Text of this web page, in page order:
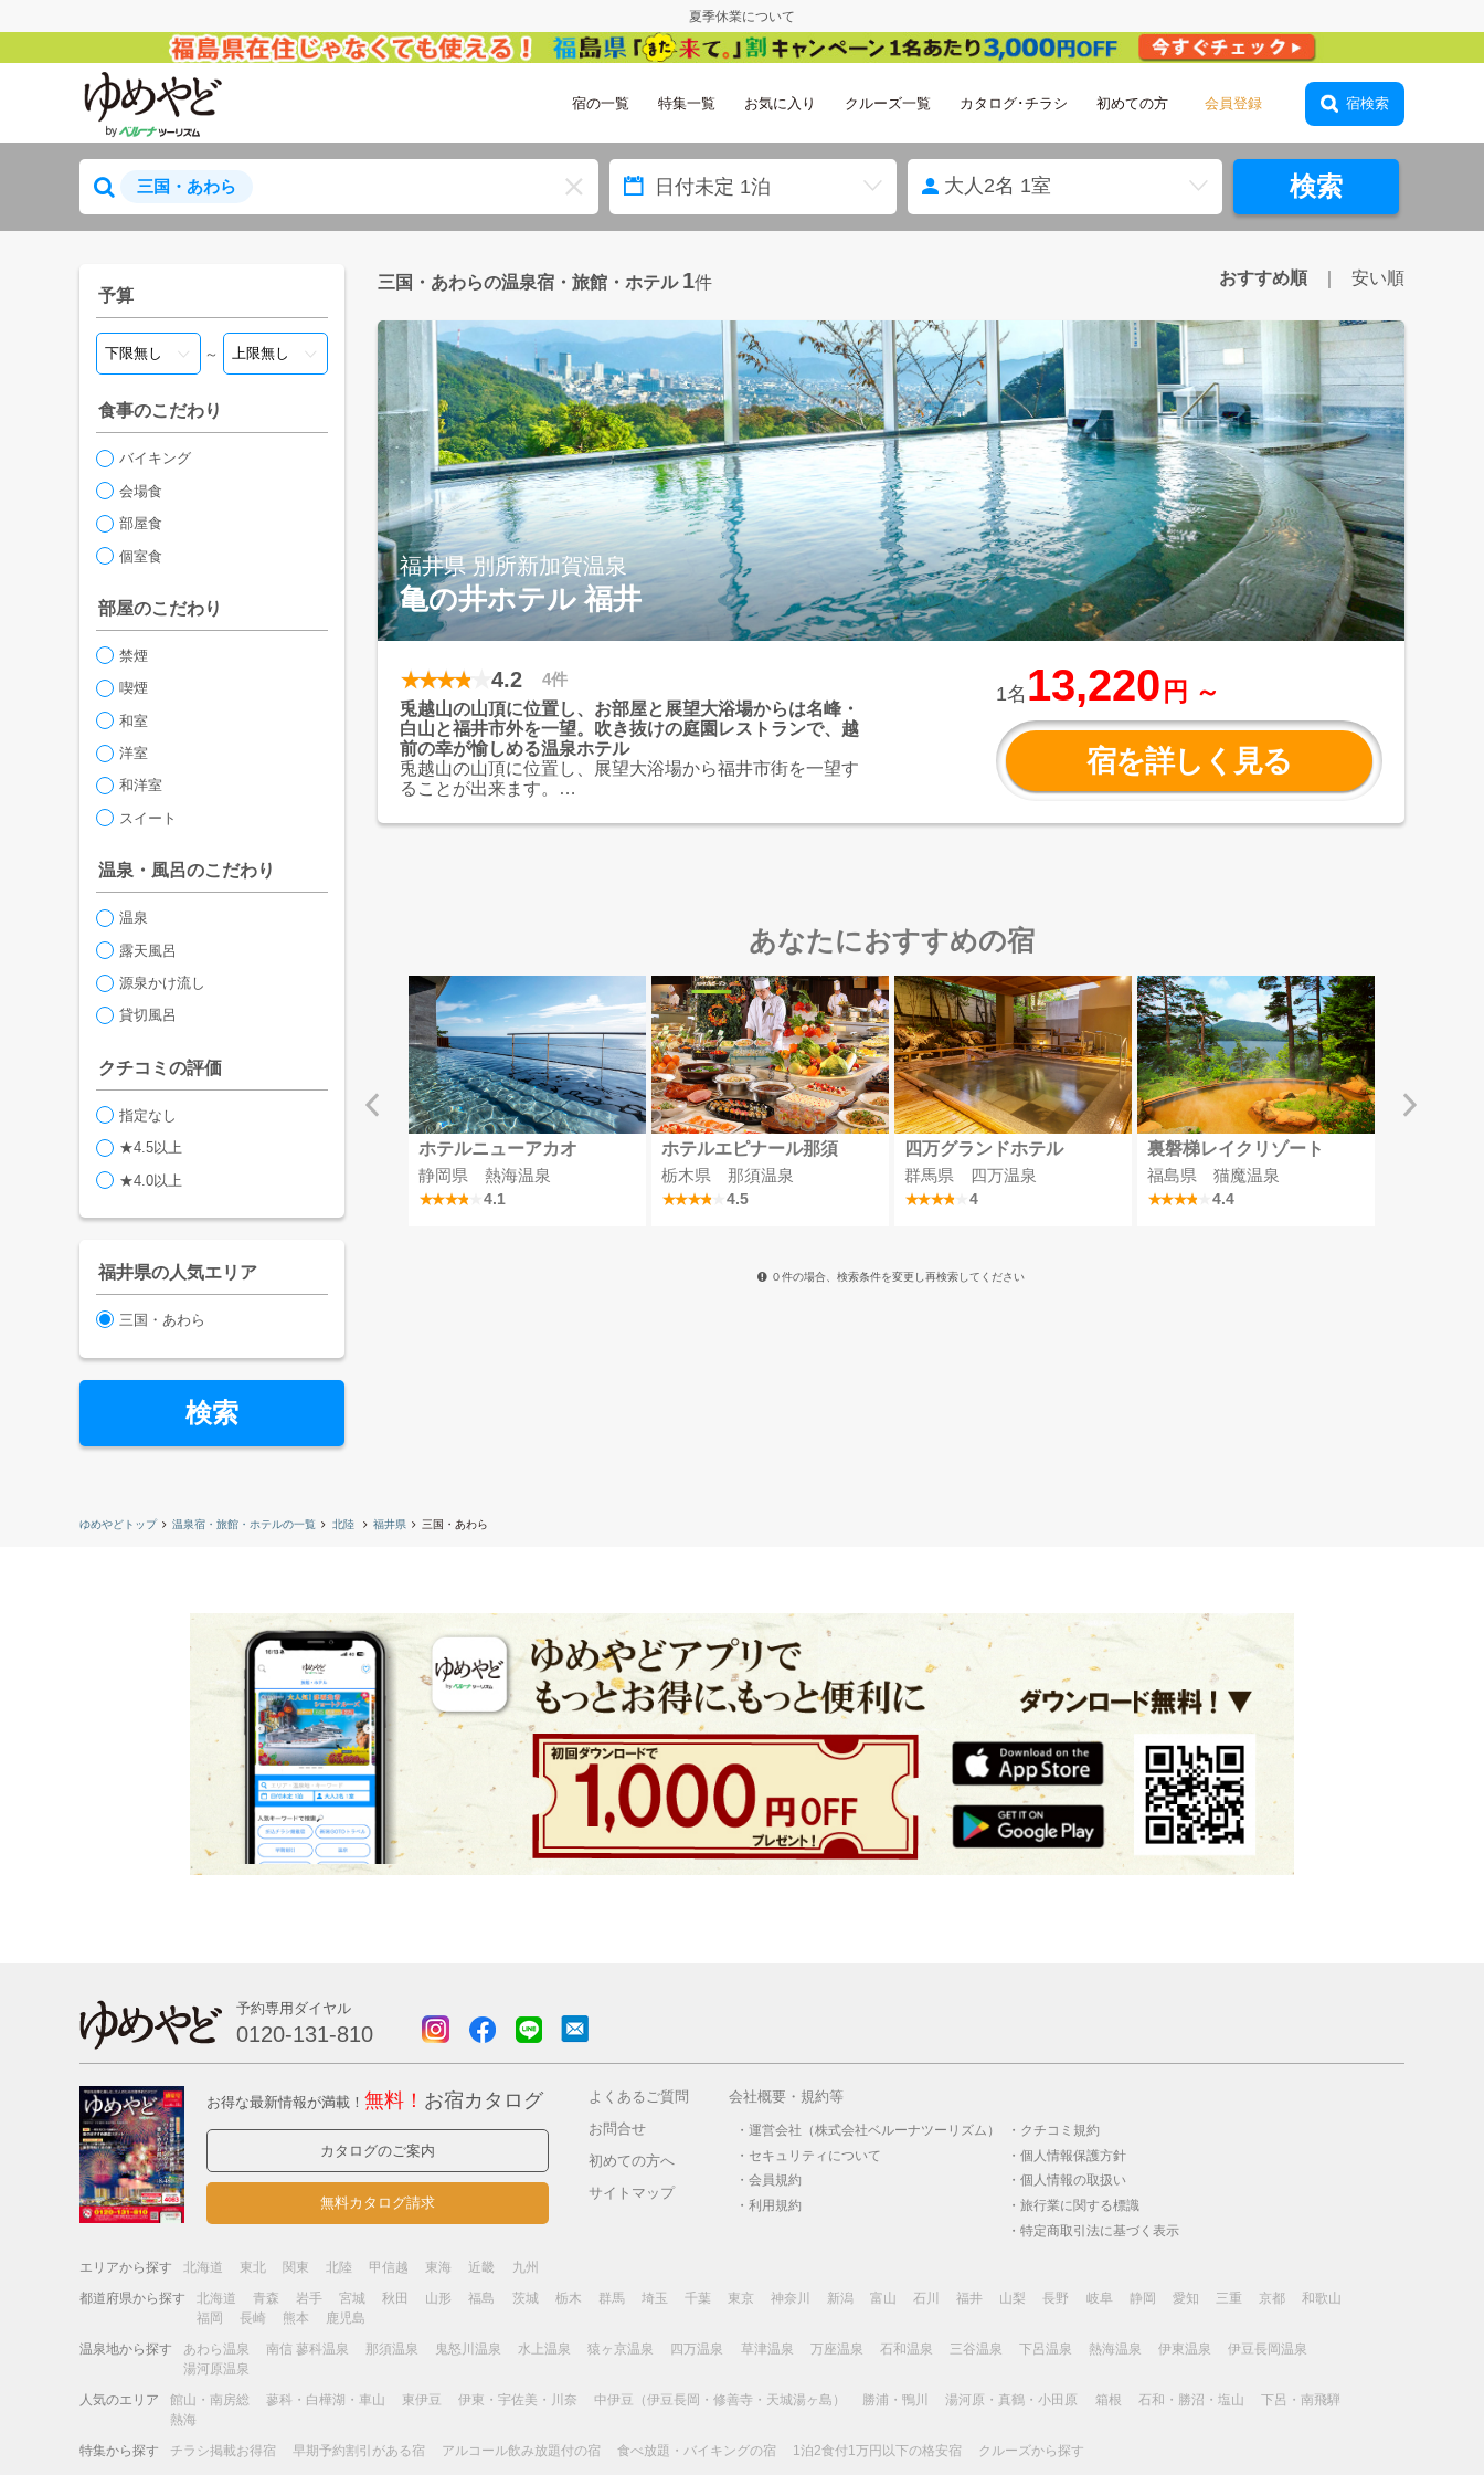
夏季休業について
宿の一覧 特集一覧 お気に入り クルーズ一覧 カタログ･チラシ 初めての方 宿検索
三国・あわら 大人2名 1室 検索
予算
～
食事のこだわり
バイキング
会場食
部屋食
個室食
部屋のこだわり
禁煙
喫煙
和室
洋室
和洋室
スイート
温泉・風呂のこだわり
温泉
露天風呂
源泉かけ流し
貸切風呂
クチコミの評価
指定なし
★4.5以上
★4.0以上
福井県の人気エリア
三国・あわら
検索
三国・あわらの温泉宿・旅館・ホテル 1件 おすすめ順 安い順
福井県 別所新加賀温泉
亀の井ホテル 福井
4.2
4件
兎越山の山頂に位置し、お部屋と展望大浴場からは名峰・
白山と福井市外を一望。吹き抜けの庭園レストランで、越
前の幸が愉しめる温泉ホテル
兎越山の山頂に位置し、展望大浴場から福井市街を一望す
ることが出来ます。
美人の湯といわれる天然温泉を堪能。
尋坊、越前海岸などの景勝地や曹洞宗の大本山・永平寺な
1名 13,220 円 ～
宿を詳しく見る
あなたにおすすめの宿
ート彩の郷
川つま恋温泉
MSCベリッシマ
埼玉県
ホテルニューアカオ
静岡県 熱海温泉
4.1
ホテルエピナール那須
栃木県 那須温泉
4.5
四万グランドホテル
群馬県 四万温泉
4
裏磐梯レイクリゾート
福島県 猫魔温泉
4.4
０件の場合、検索条件を変更し再検索してください
ゆめやどトップ 温泉宿・旅館・ホテルの一覧 北陸 福井県 三国・あわら
予約専用ダイヤル
0120-131-810
お得な最新情報が満載！ 無料！ お宿カタログ
カタログのご案内
無料カタログ請求
よくあるご質問
お問合せ
初めての方へ
サイトマップ
会社概要・規約等
運営会社（株式会社ベルーナツーリズム）
セキュリティについて
会員規約
利用規約
クチコミ規約
個人情報保護方針
個人情報の取扱い
旅行業に関する標識
特定商取引法に基づく表示
エリアから探す 北海道 東北 関東 北陸 甲信越 東海 近畿
九州
都道府県から探す
北海道 青森 岩手 宮城 秋田 山形 福島 茨城 栃木 群馬 埼玉 千葉 東京 神奈川 新潟 富山 石川 福井 山梨 長野 岐阜 静岡 愛知 三重 京都
和歌山
福岡
長崎 熊本
鹿児島
温泉地から探す
あわら温泉 南信 蓼科温泉 那須温泉 鬼怒川温泉 水上温泉 猿ヶ京温泉 四万温泉 草津温泉 万座温泉 石和温泉 三谷温泉 下呂温泉 熱海温泉 伊東温泉
伊豆長岡温泉
湯河原温泉
人気のエリア
館山・南房総 蓼科・白樺湖・車山 東伊豆 伊東・宇佐美・川奈 中伊豆（伊豆長岡・修善寺・天城湯ヶ島） 勝浦・鴨川 湯河原・真鶴・小田原 箱根 石和・勝沼・塩山
下呂・南飛騨
熱海
特集から探す
チラシ掲載お得宿 早期予約割引がある宿 アルコール飲み放題付の宿 食べ放題・バイキングの宿 1泊2食付1万円以下の格安宿 クルーズから探す